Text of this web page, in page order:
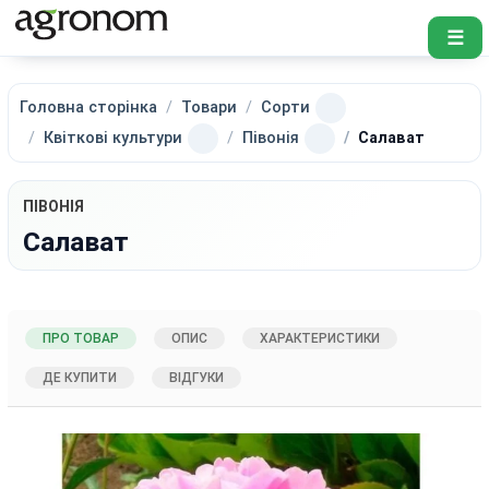
☰
Головна сторінка Товари
Сорти
Квіткові культури
Півонія Салават
ПІВОНІЯ
Салават
ПРО ТОВАР ОПИС ХАРАКТЕРИСТИКИ
ДЕ КУПИТИ ВІДГУКИ